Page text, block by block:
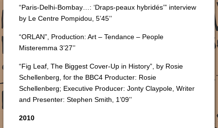
“Paris-Delhi-Bombay…: ‘Draps-peaux hybridés’” interview
by Le Centre Pompidou, 5’45’’
“ORLAN”, Production: Art – Tendance – People
Misteremma 3’27’’
“Fig Leaf, The Biggest Cover-Up in History”, by Rosie
Schellenberg, for the BBC4 Producter: Rosie
Schellenberg; Executive Producer: Jonty Claypole, Writer
and Presenter: Stephen Smith, 1’09’’
2010